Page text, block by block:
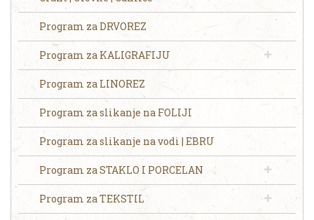
Program za DRVOREZ
Program za KALIGRAFIJU
Program za LINOREZ
Program za slikanje na FOLIJI
Program za slikanje na vodi | EBRU
Program za STAKLO I PORCELAN
Program za TEKSTIL